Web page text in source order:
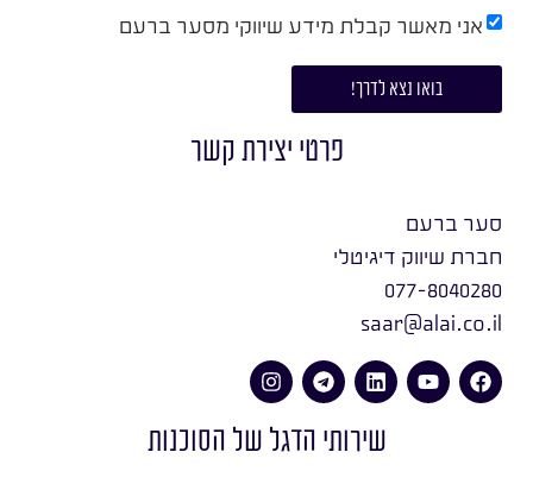
אני מאשר קבלת מידע שיווקי מסער ברעם
בואו נצא לדרך!
פרטי יצירת קשר
סער ברעם
חברת שיווק דיגיטלי
077-8040280
saar@alai.co.il
שירותי הדגל של הסוכנות